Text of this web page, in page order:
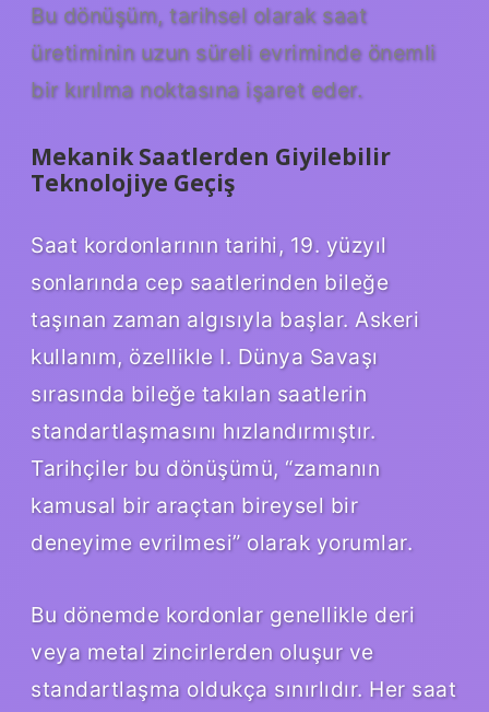
Bu dönüşüm, tarihsel olarak saat
üretiminin uzun süreli evriminde önemli
bir kırılma noktasına işaret eder.
Mekanik Saatlerden Giyilebilir
Teknolojiye Geçiş
Saat kordonlarının tarihi, 19. yüzyıl
sonlarında cep saatlerinden bileğe
taşınan zaman algısıyla başlar. Askeri
kullanım, özellikle I. Dünya Savaşı
sırasında bileğe takılan saatlerin
standartlaşmasını hızlandırmıştır.
Tarihçiler bu dönüşümü, “zamanın
kamusal bir araçtan bireysel bir
deneyime evrilmesi” olarak yorumlar.
Bu dönemde kordonlar genellikle deri
veya metal zincirlerden oluşur ve
standartlaşma oldukça sınırlıdır. Her saat